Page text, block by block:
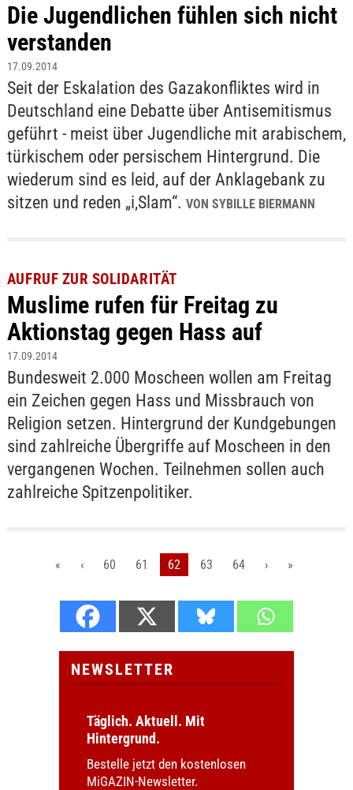
Die Jugendlichen fühlen sich nicht
verstanden
17.09.2014
Seit der Eskalation des Gazakonfliktes wird in
Deutschland eine Debatte über Antisemitismus
geführt - meist über Jugendliche mit arabischem,
türkischem oder persischem Hintergrund. Die
wiederum sind es leid, auf der Anklagebank zu
sitzen und reden „i,Slam“. VON SYBILLE BIERMANN
AUFRUF ZUR SOLIDARITÄT
Muslime rufen für Freitag zu
Aktionstag gegen Hass auf
17.09.2014
Bundesweit 2.000 Moscheen wollen am Freitag
ein Zeichen gegen Hass und Missbrauch von
Religion setzen. Hintergrund der Kundgebungen
sind zahlreiche Übergriffe auf Moscheen in den
vergangenen Wochen. Teilnehmen sollen auch
zahlreiche Spitzenpolitiker.
« ‹ 60 61 62 63 64 › »
NEWSLETTER
Täglich. Aktuell. Mit
Hintergrund.
Bestelle jetzt den kostenlosen
MiGAZIN-Newsletter.